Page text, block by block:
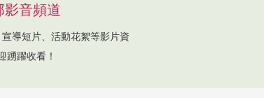
影音頻道
導短片、活動花絮等影片資
踴躍收看！